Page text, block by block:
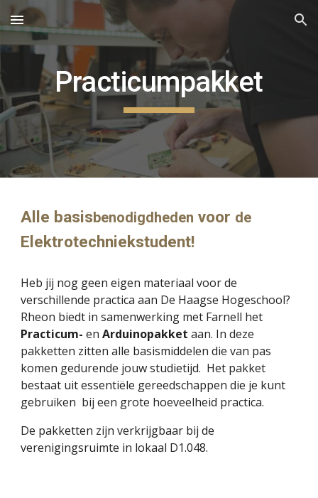
Skip to main content Skip to navigation
Practicumpakket
Alle basisbenodigdheden voor de
Elektrotechniekstudent!
Heb jij nog geen eigen materiaal voor de
verschillende practica aan De Haagse Hogeschool?
Rheon biedt in samenwerking met Farnell het
Practicum- enArduinopakket aan. In deze
pakketten zitten alle basismiddelen die van pas
komen gedurende jouw studietijd. Het pakket
bestaat uit essentiële gereedschappen die je kunt
gebruiken bij een grote hoeveelheid practica.
De pakketten zijn verkrijgbaar bij de
verenigingsruimte in lokaal D1.048.